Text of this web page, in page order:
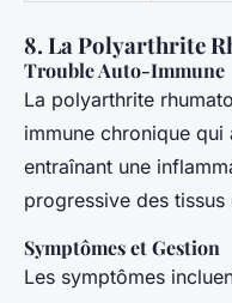
8. La Polyarthrite
Trouble Auto-Immune
La polyarthrite
immune chronique
entraînant une
progressive des
Symptômes et Gestion
Les symptômes